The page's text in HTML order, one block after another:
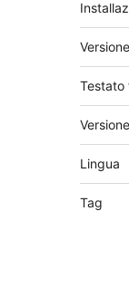
Testato
Lingua
Tag